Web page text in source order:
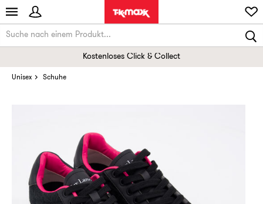
Kostenloses Click & Collect
Unisex Schuhe